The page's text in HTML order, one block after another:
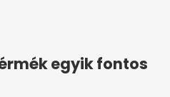
egyik fontos